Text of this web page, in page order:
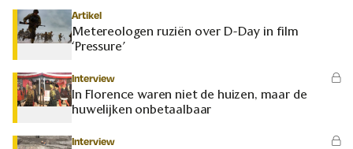
Artikel
Metereologen ruziën over D-Day in film
‘Pressure’
Interview
In Florence waren niet de huizen, maar de
huwelijken onbetaalbaar
Interview